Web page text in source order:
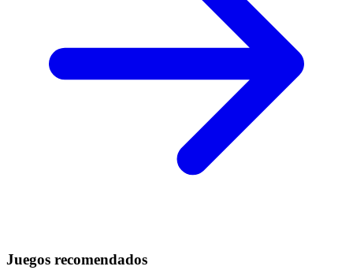
Juegos recomendados